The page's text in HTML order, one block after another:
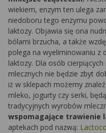
wiekiem, enzym ten ulega
niedoboru tego enzymu
laktozy. Objawia się ona
bólami brzucha, a także
polega na wyeliminowaniu z
laktozy. Dla osób
mlecznych nie będzie zbyt
iż w sklepach możemy
mleko, jogurty czy serki,
tradycyjnych wyrobów
wspomagające trawienie
aptekach pod nazwą: